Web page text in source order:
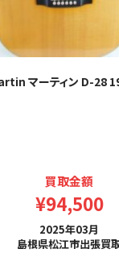
マーティン D-28
買取金額
¥94,500
2025年03月
島根県松江市出張買